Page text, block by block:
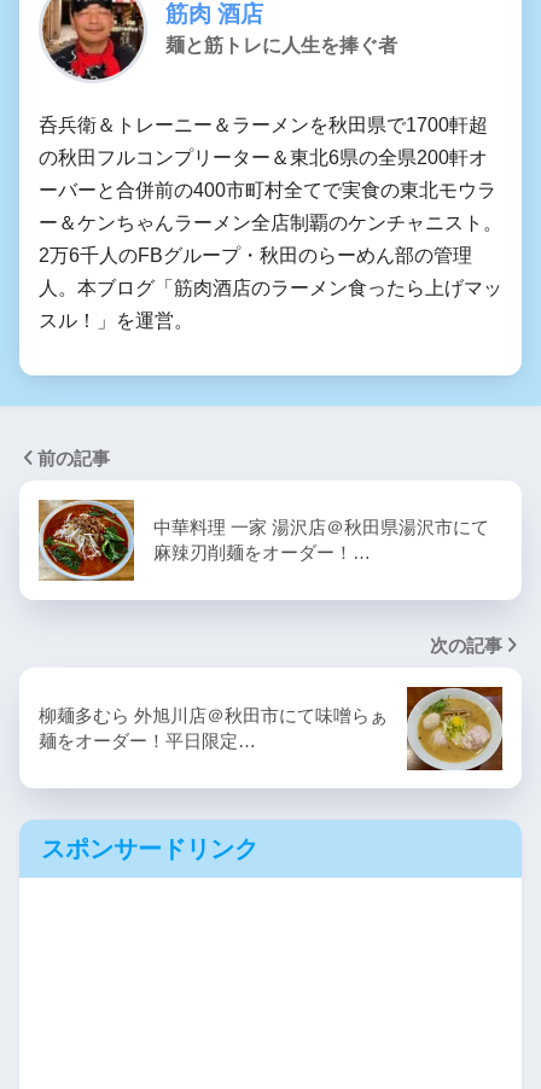
筋肉 酒店
麺と筋トレに人生を捧ぐ者
呑兵衛＆トレーニー＆ラーメンを秋田県で1700軒超
の秋田フルコンプリーター＆東北6県の全県200軒オ
ーバーと合併前の400市町村全てで実食の東北モウラ
ー＆ケンちゃんラーメン全店制覇のケンチャニスト。
2万6千人のFBグループ・秋田のらーめん部の管理
人。本ブログ「筋肉酒店のラーメン食ったら上げマッ
スル！」を運営。
前の記事
中華料理 一家 湯沢店＠秋田県湯沢市にて
麻辣刃削麺をオーダー！…
次の記事
柳麺多むら 外旭川店＠秋田市にて味噌らぁ
麺をオーダー！平日限定…
スポンサードリンク